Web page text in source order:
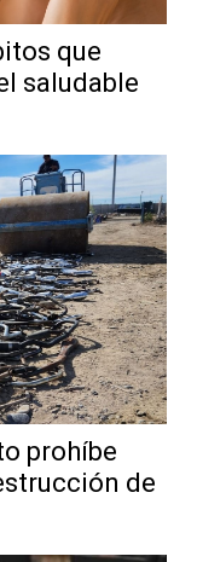
que
saludable
prohíbe
de